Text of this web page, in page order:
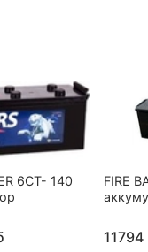
6СТ- 140
FIRE